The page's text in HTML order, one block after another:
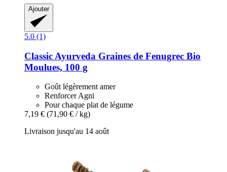
Ajouter
5.0 (1)
Classic Ayurveda Graines de Fenugrec Bio
Moulues, 100 g
Goût légèrement amer
Renforcer Agni
Pour chaque plat de légume
7,19 € (71,90 € / kg)
Livraison jusqu'au 14 août